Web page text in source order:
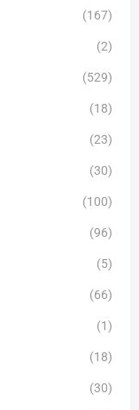
(167)
(2)
(529)
(18)
(23)
(30)
(100)
(96)
(5)
(66)
(1)
(18)
(30)